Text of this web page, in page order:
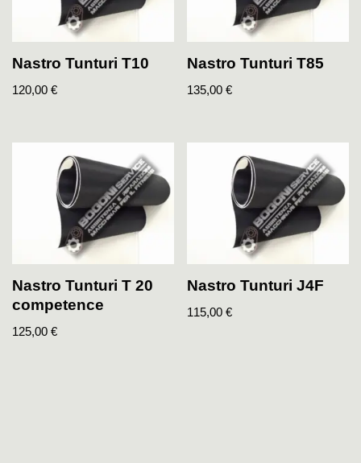
Nastro Tunturi T10
120,00 €
Nastro Tunturi T85
135,00€
Nastro Tunturi T 20
competence
125,00 €
Nastro Tunturi J4F
115,00€